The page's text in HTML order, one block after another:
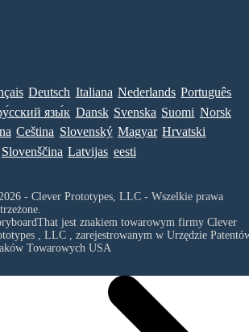
Deutsch Italiana Nederlands Português
язы́к Dansk Svenska Suomi Norsk
Ceština Slovenský Magyar Hrvatski
Slovenščina Latvijas eesti
- Clever Prototypes, LLC - Wszelkie prawa
jest znakiem towarowym firmy Clever
, LLC, zarejestrowanym w Urzędzie
Towarowych USA